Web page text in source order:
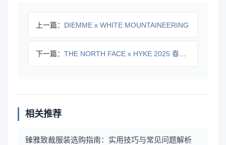
上一篇： DIEMME x WHITE MOUNTAINEERING
下一篇： THE NORTH FACE x HYKE 2025 春夏系
相关推荐
臻雅致裁服装选购指南：实用技巧与常见问题解析